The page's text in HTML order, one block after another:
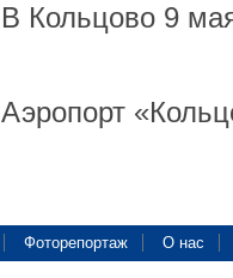
В Кольцово 9
Аэропорт
Фоторепортаж О нас